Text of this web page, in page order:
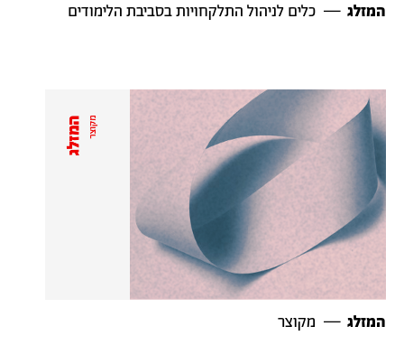
המזלג — כלים לניהול התלקחויות בסביבת הלימודים
המזלג — מקוצר